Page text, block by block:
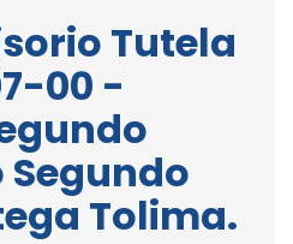
Tutela
00 -
Tolima.